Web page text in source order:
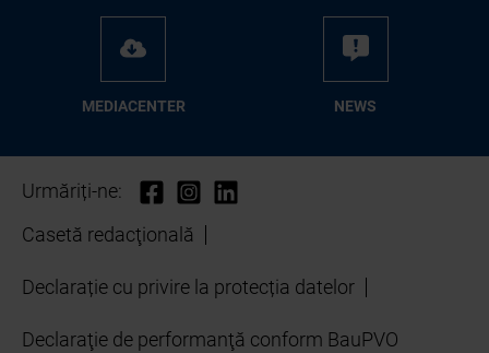
ME­D­IA­CEN­TER NEWS
Urmăriți-ne:
Casetă redacţională
Declarație cu privire la protecția datelor
Declaraţie de performanţă conform BauPVO